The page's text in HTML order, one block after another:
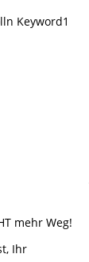
mehr Weg!
Ihr